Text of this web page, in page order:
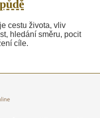
cestu života, vliv
hledání směru, pocit
cíle.